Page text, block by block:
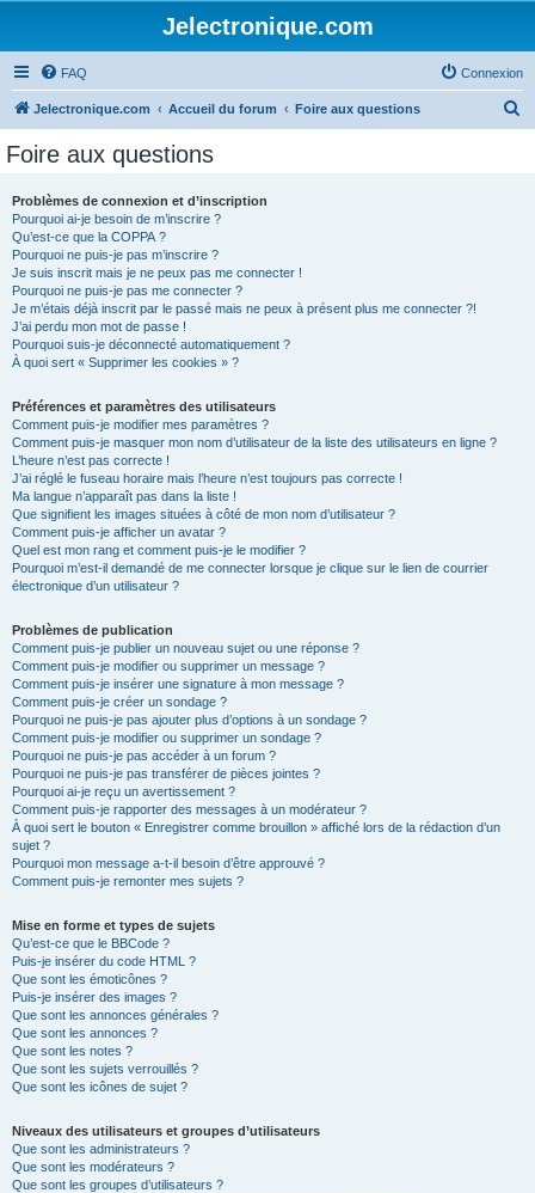
Jelectronique.com
FAQ Connexion
Jelectronique.com Accueil du forum Foire aux questions
Foire aux questions
Problèmes de connexion et d’inscription
Pourquoi ai-je besoin de m’inscrire ?
Qu’est-ce que la COPPA ?
Pourquoi ne puis-je pas m’inscrire ?
Je suis inscrit mais je ne peux pas me connecter !
Pourquoi ne puis-je pas me connecter ?
Je m’étais déjà inscrit par le passé mais ne peux à présent plus me connecter ?!
J’ai perdu mon mot de passe !
Pourquoi suis-je déconnecté automatiquement ?
À quoi sert « Supprimer les cookies » ?
Préférences et paramètres des utilisateurs
Comment puis-je modifier mes paramètres ?
Comment puis-je masquer mon nom d’utilisateur de la liste des utilisateurs en ligne ?
L’heure n’est pas correcte !
J’ai réglé le fuseau horaire mais l’heure n’est toujours pas correcte !
Ma langue n’apparaît pas dans la liste !
Que signifient les images situées à côté de mon nom d’utilisateur ?
Comment puis-je afficher un avatar ?
Quel est mon rang et comment puis-je le modifier ?
Pourquoi m’est-il demandé de me connecter lorsque je clique sur le lien de courrier
électronique d’un utilisateur ?
Problèmes de publication
Comment puis-je publier un nouveau sujet ou une réponse ?
Comment puis-je modifier ou supprimer un message ?
Comment puis-je insérer une signature à mon message ?
Comment puis-je créer un sondage ?
Pourquoi ne puis-je pas ajouter plus d’options à un sondage ?
Comment puis-je modifier ou supprimer un sondage ?
Pourquoi ne puis-je pas accéder à un forum ?
Pourquoi ne puis-je pas transférer de pièces jointes ?
Pourquoi ai-je reçu un avertissement ?
Comment puis-je rapporter des messages à un modérateur ?
À quoi sert le bouton « Enregistrer comme brouillon » affiché lors de la rédaction d’un
sujet ?
Pourquoi mon message a-t-il besoin d’être approuvé ?
Comment puis-je remonter mes sujets ?
Mise en forme et types de sujets
Qu’est-ce que le BBCode ?
Puis-je insérer du code HTML ?
Que sont les émoticônes ?
Puis-je insérer des images ?
Que sont les annonces générales ?
Que sont les annonces ?
Que sont les notes ?
Que sont les sujets verrouillés ?
Que sont les icônes de sujet ?
Niveaux des utilisateurs et groupes d’utilisateurs
Que sont les administrateurs ?
Que sont les modérateurs ?
Que sont les groupes d’utilisateurs ?